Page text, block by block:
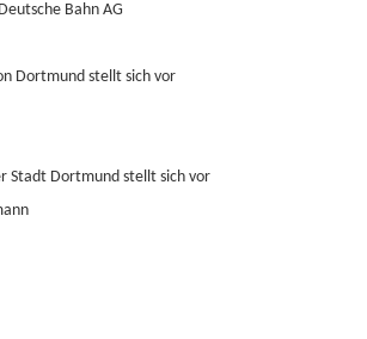
Bahn AG
Dortmund stellt sich vor
Stadt Dortmund stellt sich vor